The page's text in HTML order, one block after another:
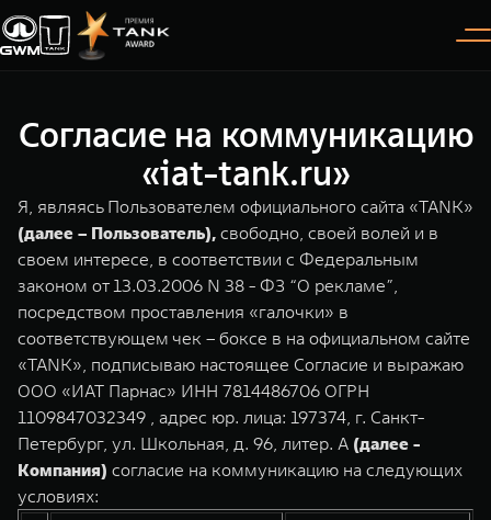
Модели
TANK 300
Следуй за открытиями
от 3 999 000 ₽
TANK 400
За пределы возможного
от 5 599 000 ₽
Покупателям
ВЫБОР АВТОМОБИЛЯ
Спецпредложения
Конфигуратор
Зарядные станции
Проверено TANK
ПОКУПКА АВТОМОБИЛЯ
Владельцам
ГАРАНТИЯ И ПОДДЕРЖКА
Гарантия
Помощь на дороге
СЕРВИС
Калькулятор ТО
Нулевое ТО
Сервис
О дилере
ИНФОРМАЦИЯ
О нас
35 лет GWM
GWM ТЕХ ДЕНЬ
Новости
Согласие на коммуникацию
«iat-tank.ru»
Я, являясь Пользователем официального сайта «TANK»
(далее – Пользователь), свободно, своей волей и в
своем интересе, в соответствии с Федеральным
законом от 13.03.2006 N 38 - ФЗ “О рекламе”,
посредством проставления «галочки» в
соответствующем чек – боксе в на официальном сайте
«TANK», подписываю настоящее Согласие и выражаю
ООО «ИАТ Парнас» ИНН 7814486706 ОГРН
1109847032349 , адрес юр. лица: 197374, г. Санкт-
Петербург, ул. Школьная, д. 96, литер. А (далее -
Компания) согласие на коммуникацию на следующих
условиях: